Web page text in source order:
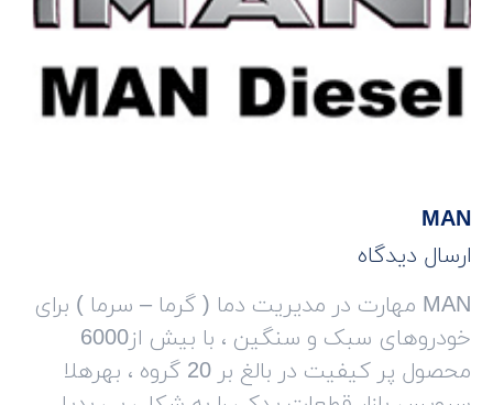
MAN
ارسال دیدگاه
MAN مهارت در مدیریت دما ( گرما – سرما ) برای
خودروهای سبک و سنگین ، با بیش از6000
محصول پر کیفیت در بالغ بر 20 گروه ، بهرهلا